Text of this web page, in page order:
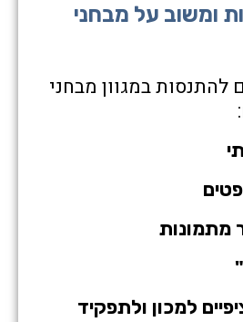
ומשוב על מבחני
להתנסות במגוון מבחני
מתמונות
למכון ולתפקיד